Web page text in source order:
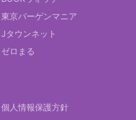
東京バーゲンマニア
Jタウンネット
ゼロまる
個人情報保護方針